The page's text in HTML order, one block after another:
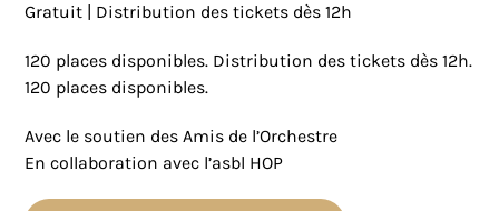
Gratuit | Distribution des tickets dès 12h
120 places disponibles. Distribution des tickets dès 12h.
120 places disponibles.
Avec le soutien des Amis de l’Orchestre
En collaboration avec l’asbl HOP